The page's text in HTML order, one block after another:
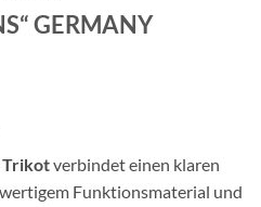
GERMANY
Trikotverbindet einen klaren
Funktionsmaterial und